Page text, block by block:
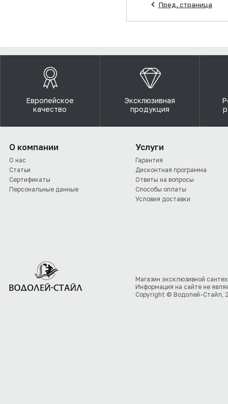
Пред. страница
Европейское
качество
Эксклюзивная
продукция
О компании
О нас
Статьи
Сертификаты
Персональные данные
Услуги
Гарантия
Дисконтная программа
Ответы на вопросы
Способы оплаты
Условия доставки
Магазин эксклюзивной
Информация на сайте не
Copyright © Водолей-Стайл,